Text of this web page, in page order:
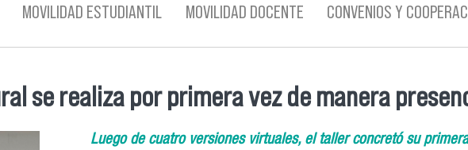
MOVILIDAD ESTUDIANTIL MOVILIDAD DOCENTE CONVENIOS Y
se realiza por primera vez de manera
Luego de cuatro versiones virtuales, el taller concretó su